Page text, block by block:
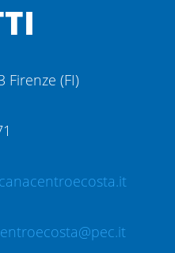
Firenze (FI)